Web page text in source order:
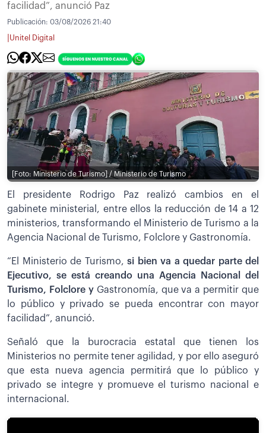
facilidad”, anunció Paz
Publicación: 03/08/2026 21:40
Unitel Digital
[Foto: Ministerio de Turismo] / Ministerio de Turismo
El presidente Rodrigo Paz realizó cambios en el
gabinete ministerial, entre ellos la reducción de 14 a 12
ministerios, transformando el Ministerio de Turismo a la
Agencia Nacional de Turismo, Folclore y Gastronomía.
“El Ministerio de Turismo, si bien va a quedar parte del
Ejecutivo, se está creando una Agencia Nacional del
Turismo, Folclore yGastronomía, que va a permitir que
lo público y privado se pueda encontrar con mayor
facilidad”, anunció.
Señaló que la burocracia estatal que tienen los
Ministerios no permite tener agilidad, y por ello aseguró
que esta nueva agencia permitirá que lo público y
privado se integre y promueve el turismo nacional e
internacional.